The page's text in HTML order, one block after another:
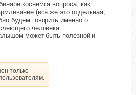
коснёмся вопроса, как
(всё же это отдельная,
будем говорить именно о
человека.
может быть полезной и
только